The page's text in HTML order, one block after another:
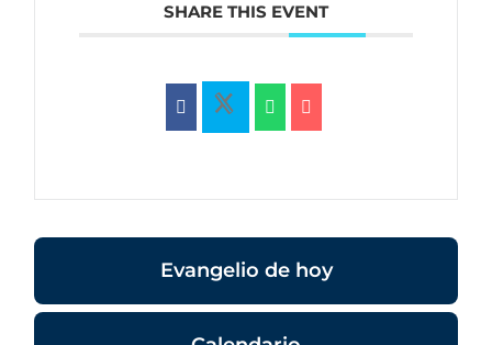
SHARE THIS EVENT
Evangelio de hoy